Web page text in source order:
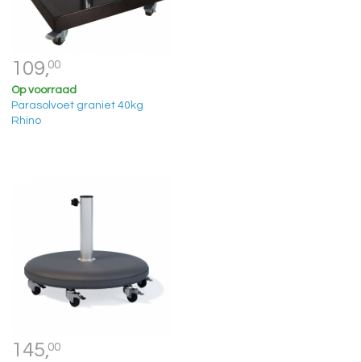
109,00
Op voorraad
Parasolvoet graniet 40kg
Rhino
145,00